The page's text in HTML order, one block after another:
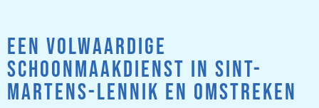
EEN VOLWAARDIGE
SCHOONMAAKDIENST IN SINT-
MARTENS-LENNIK EN OMSTREKEN